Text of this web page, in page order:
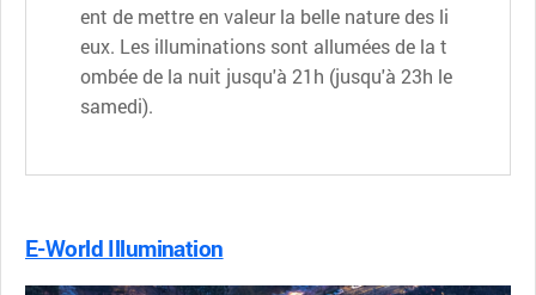
ent de mettre en valeur la belle nature des li
eux. Les illuminations sont allumées de la t
ombée de la nuit jusqu'à 21h (jusqu'à 23h le
samedi).
E-World Illumination